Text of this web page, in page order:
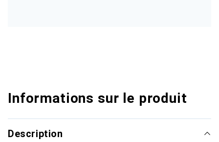
Informations sur le produit
Description